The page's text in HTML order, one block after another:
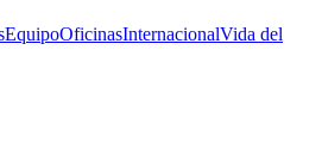
EquipoOficinasInternacionalVida del